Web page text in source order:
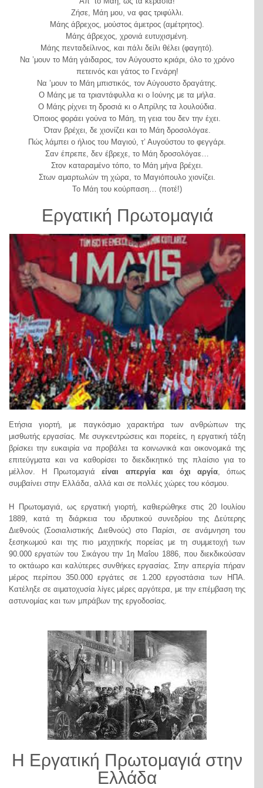
Ζήσε, Μάη μου, να φας τριφύλλι.
Μάης άβρεχος, μούστος άμετρος (αμέτρητος).
Μάης άβρεχος, χρονιά ευτυχισμένη.
Μάης πενταδείλινος, και πάλι δείλι θέλει (φαγητό).
Να ’μουν το Μάη γάιδαρος, τον Αύγουστο κριάρι, όλο το χρόνο
πετεινός και γάτος το Γενάρη!
Να ’μουν το Μάη μπιστικός, τον Αύγουστο δραγάτης.
Ο Μάης με τα τριαντάφυλλα κι ο Ιούνης με τα μήλα.
Ο Μάης ρίχνει τη δροσιά κι ο Απρίλης τα λουλούδια.
Όποιος φοράει γούνα το Μάη, τη γεια του δεν την έχει.
Όταν βρέχει, δε χιονίζει και το Μάη δροσολόγαε.
Πώς λάμπει ο ήλιος του Μαγιού, τ’ Αυγούστου το φεγγάρι.
Σαν έπρεπε, δεν έβρεχε, το Μάη δροσολόγαε…
Στον καταραμένο τόπο, το Μάη μήνα βρέχει.
Στων αμαρτωλών τη χώρα, το Μαγιόπουλο χιονίζει.
Το Μάη του κούρπαση… (ποτέ!)
Εργατική Πρωτομαγιά
Ετήσια γιορτή, με παγκόσμιο χαρακτήρα των ανθρώπων της
μισθωτής εργασίας. Με συγκεντρώσεις και πορείες, η εργατική τάξη
βρίσκει την ευκαιρία να προβάλει τα κοινωνικά και οικονομικά της
επιτεύγματα και να καθορίσει το διεκδικητικό της πλαίσιο για το
μέλλον. Η Πρωτομαγιάείναι απεργία και όχι αργία, όπως
συμβαίνει στην Ελλάδα, αλλά και σε πολλές χώρες του κόσμου.
Η Πρωτομαγιά, ως εργατική γιορτή, καθιερώθηκε στις 20 Ιουλίου
1889, κατά τη διάρκεια του ιδρυτικού συνεδρίου της Δεύτερης
Διεθνούς (Σοσιαλιστικής Διεθνούς) στο Παρίσι, σε ανάμνηση του
ξεσηκωμού και της πιο μαχητικής πορείας με τη συμμετοχή των
90.000 εργατών του Σικάγου την 1η Μαΐου 1886, που διεκδικούσαν
το οκτάωρο και καλύτερες συνθήκες εργασίας. Στην απεργία πήραν
μέρος περίπου 350.000 εργάτες σε 1.200 εργοστάσια των ΗΠΑ.
Κατέληξε σε αιματοχυσία λίγες μέρες αργότερα, με την επέμβαση της
αστυνομίας και των μπράβων της εργοδοσίας.
Η Εργατική Πρωτομαγιά στην
Ελλάδα